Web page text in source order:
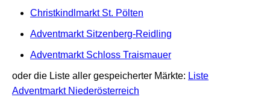
Christkindlmarkt St. Pölten
Adventmarkt Sitzenberg-Reidling
Adventmarkt Schloss Traismauer
oder die Liste aller gespeicherter Märkte: Liste
Adventmarkt Niederösterreich